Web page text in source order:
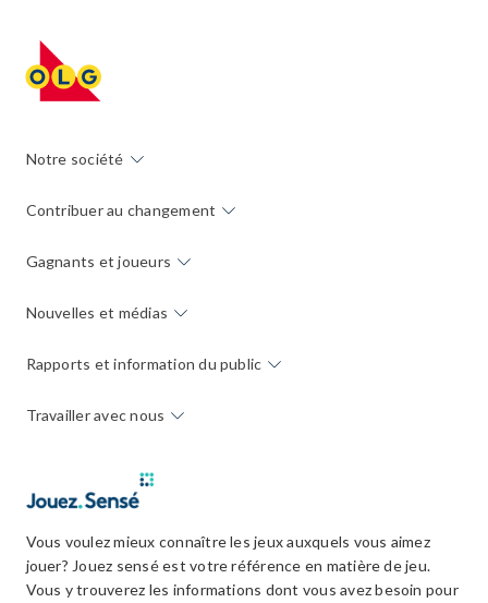
Notre société
Contribuer au changement
Gagnants et joueurs
Nouvelles et médias
Rapports et information du public
Travailler avec nous
Vous voulez mieux connaître les jeux auxquels vous aimez
jouer? Jouez sensé est votre référence en matière de jeu.
Vous y trouverez les informations dont vous avez besoin pour